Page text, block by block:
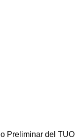
Preliminar del TUO